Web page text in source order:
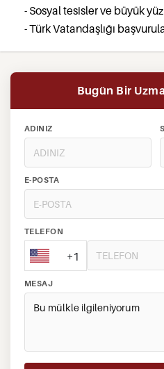
- Sosyal tesisler ve büyük
- Türk Vatandaşlığı
Bugün Bir
ADINIZ
E-POSTA
TELEFON
+1
MESAJ